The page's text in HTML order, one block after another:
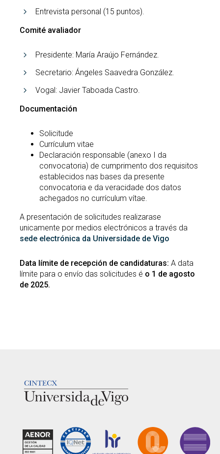
Entrevista personal (15 puntos).
Comité avaliador
Presidente: María Araújo Fernández.
Secretario: Ángeles Saavedra González.
Vogal: Javier Taboada Castro.
Documentación
Solicitude
Currículum vitae
Declaración responsable (anexo I da
convocatoria) de cumprimento dos requisitos
establecidos nas bases da presente
convocatoria e da veracidade dos datos
achegados no currículum vítae.
A presentación de solicitudes realizarase
unicamente por medios electrónicos a través da
sede electrónica da Universidade de Vigo
Data límite de recepción de candidaturas: A data
límite para o envío das solicitudes é o 1 de agosto
de 2025.